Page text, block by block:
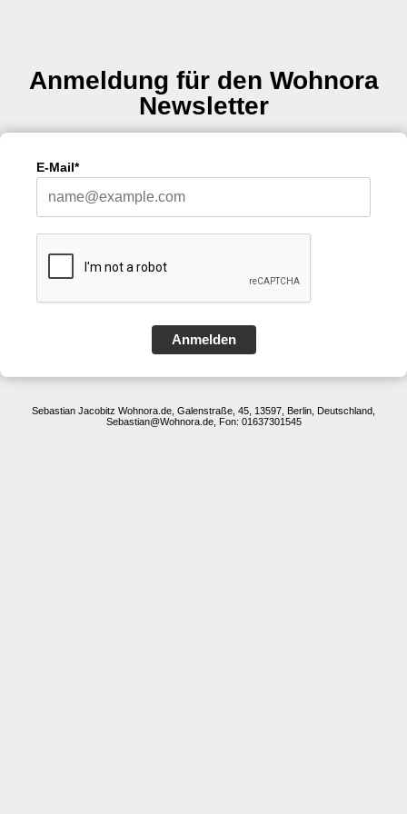
Anmeldung für den Wohnora
Newsletter
E-Mail*
Anmelden
Sebastian Jacobitz Wohnora.de, Galenstraße, 45, 13597, Berlin, Deutschland,
Sebastian@Wohnora.de, Fon: 01637301545